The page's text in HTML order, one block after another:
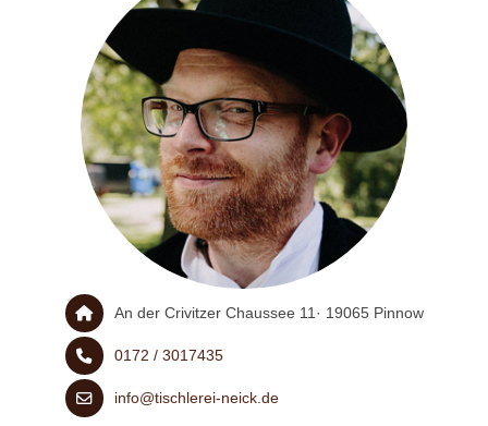
An der Crivitzer Chaussee 11· 19065 Pinnow
0172 / 3017435
info@tischlerei-neick.de